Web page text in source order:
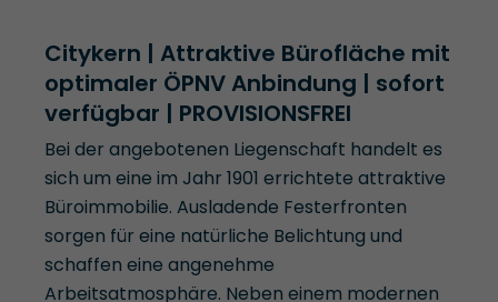
Citykern | Attraktive Bürofläche mit
optimaler ÖPNV Anbindung | sofort
verfügbar | PROVISIONSFREI
Bei der angebotenen Liegenschaft handelt es
sich um eine im Jahr 1901 errichtete attraktive
Büroimmobilie. Ausladende Festerfronten
sorgen für eine natürliche Belichtung und
schaffen eine angenehme
Arbeitsatmosphäre. Neben einem modernen